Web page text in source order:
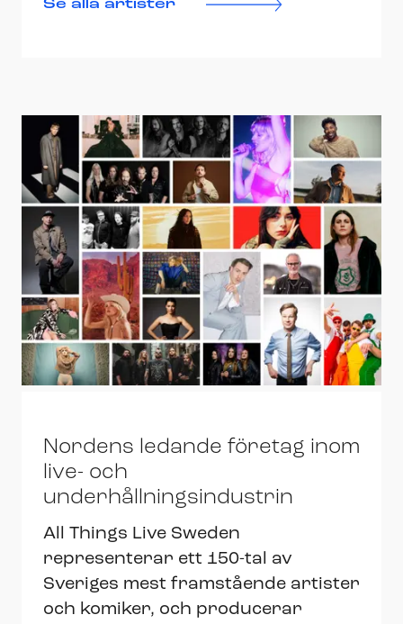
Se alla artister
Nordens ledande företag inom
live- och
underhållningsindustrin
All Things Live Sweden
representerar ett 150-tal av
Sveriges mest framstående artister
och komiker, och producerar